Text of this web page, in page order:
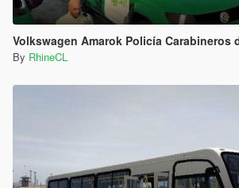
Volkswagen Amarok Policía Carabineros
By RhineCL